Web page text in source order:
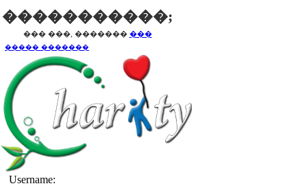
�����������;
��� ���, ������� ���
����� �������
Username: